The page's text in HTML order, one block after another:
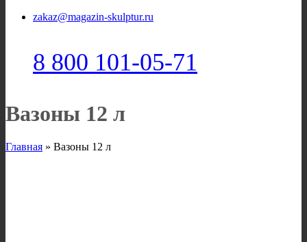
zakaz@magazin-skulptur.ru
8 800 101-05-71
Вазоны 12 л
Главная » Вазоны 12 л